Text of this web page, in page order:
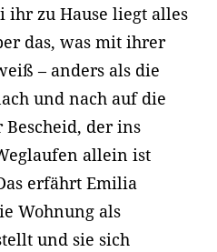
zu Hause liegt alles
das, was mit ihrer
– anders als die
und nach auf die
der ins
allein ist
erfährt Emilia
Wohnung als
und sie sich